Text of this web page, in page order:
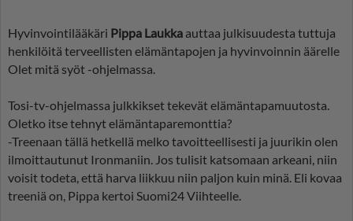
Hyvinvointilääkäri Pippa Laukka auttaa julkisuudesta tuttuja
henkilöitä terveellisten elämäntapojen ja hyvinvoinnin äärelle
Olet mitä syöt -ohjelmassa.
Tosi-tv-ohjelmassa julkkikset tekevät elämäntapamuutosta.
Oletko itse tehnyt elämäntaparemonttia?
-Treenaan tällä hetkellä melko tavoitteellisesti ja juurikin olen
ilmoittautunut Ironmaniin. Jos tulisit katsomaan arkeani, niin
voisit todeta, että harva liikkuu niin paljon kuin minä. Eli kovaa
treeniä on, Pippa kertoi Suomi24 Viihteelle.